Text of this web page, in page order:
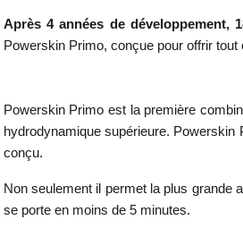
Après 4 années de
Powerskin Primo, conçue pour offrir
Powerskin Primo est la première
hydrodynamique supérieure.
conçu.
Non seulement il permet la plus grande
se porte en moins de 5 minutes.